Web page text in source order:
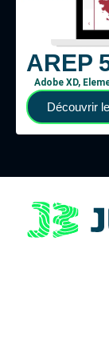
AREP
Adobe XD,
Découvrir